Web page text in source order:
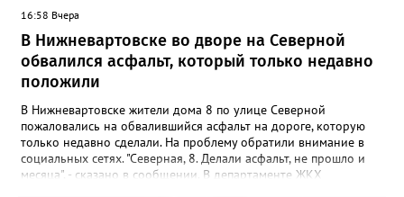
16:58 Вчера
В Нижневартовске во дворе на Северной
обвалился асфальт, который только недавно
положили
В Нижневартовске жители дома 8 по улице Северной
пожаловались на обвалившийся асфальт на дороге, которую
только недавно сделали. На проблему обратили внимание в
социальных сетях. "Северная, 8. Делали асфальт, не прошло и
месяца", - сказано в сообщении. В департаменте ЖКХ